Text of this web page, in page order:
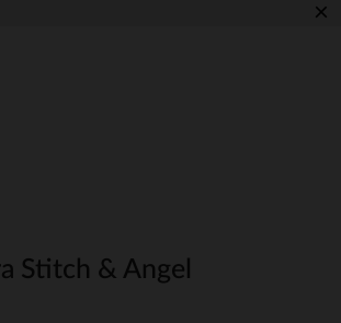
×
Stitch & Angel